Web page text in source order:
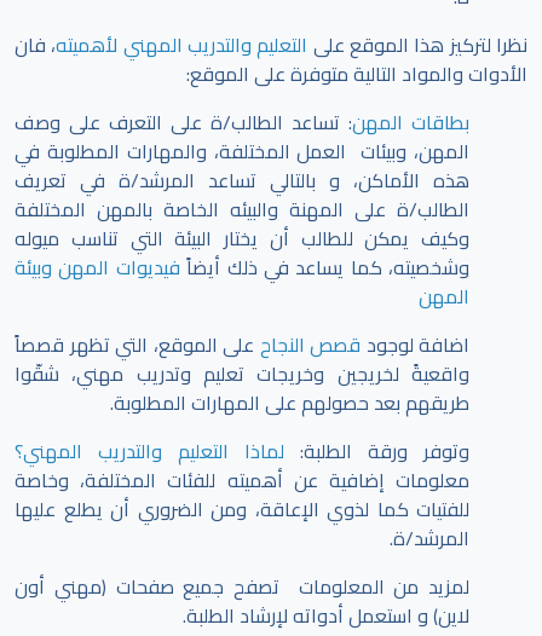
نظرا لتركيز هذا الموقع على التعليم والتدريب المهني لأهميته، فان
الأدوات والمواد التالية متوفرة على الموقع:
بطاقات المهن: تساعد الطالب/ة على التعرف على وصف
المهن، وبيئات العمل المختلفة، والمهارات المطلوبة في
هذه الأماكن، و بالتالي تساعد المرشد/ة في تعريف
الطالب/ة على المهنة والبيئه الخاصة بالمهن المختلفة
وكيف يمكن للطالب أن يختار البيئة التي تناسب ميوله
وشخصيته، كما يساعد في ذلك أيضاً فيديوات المهن وبيئة
المهن
اضافة لوجود قصص النجاح على الموقع، التي تظهر قصصاً
واقعيةً لخريجين وخريجات تعليم وتدريب مهني، شقّوا
طريقهم بعد حصولهم على المهارات المطلوبة.
وتوفر ورقة الطلبة: لماذا التعليم والتدريب المهني؟
معلومات إضافية عن أهميته للفئات المختلفة، وخاصة
للفتيات كما لذوي الإعاقة، ومن الضروري أن يطلع عليها
المرشد/ة.
لمزيد من المعلومات تصفح جميع صفحات (مهني أون
لاين) و استعمل أدواته لإرشاد الطلبة.